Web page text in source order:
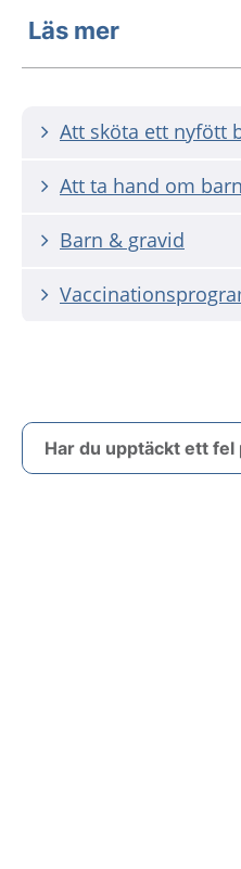
Läs mer
Att sköta ett nyfött
Att ta hand om barn
Barn & gravid
Har du upptäckt ett fel